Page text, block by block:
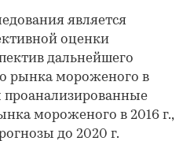
является
оценки
дальнейшего
рынка мороженого в
проанализированные
мороженого в 2016 г.,
до 2020 г.